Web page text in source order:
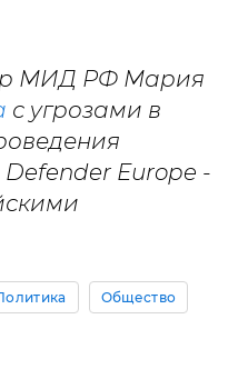
МИД РФ Мария
с угрозами в
Europe -
Общество